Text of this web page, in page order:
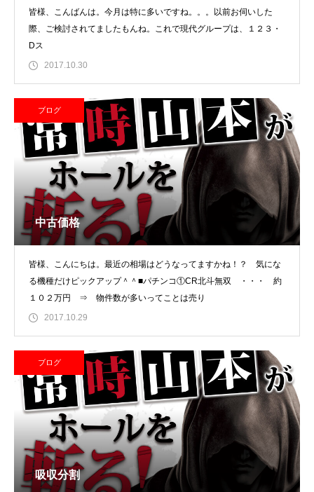
皆様、こんばんは。今月は特に多いですね。。。以前お伺いした
際、ご検討されてましたもんね。これで現代グループは、１２３・
Dス
2017.10.30
ブログ
中古価格
皆様、こんにちは。最近の相場はどうなってますかね！？ 気にな
る機種だけピックアップ＾＾■パチンコ①CR北斗無双 ・・・ 約
１０２万円 ⇒ 物件数が多いってことは売り
2017.10.29
ブログ
吸収分割